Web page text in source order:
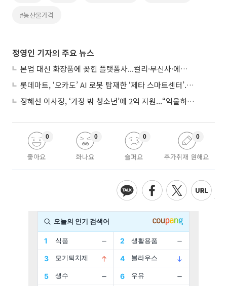
#농산물가격
정영인 기자의 주요 뉴스
본업 대신 화장품에 꽂힌 플랫폼사...컬리·무신사·에이블리, ‘뷰티 페스타’ 경쟁
롯데마트, ‘오카도’ AI 로봇 탑재한 ‘제타 스마트센터’...온라인 장보기 판 바꾼다
장혜선 이사장, ‘가정 밖 청소년’에 2억 지원...“억울하고 아파도 단단해지길”
좋아요
0
화나요
0
슬퍼요
0
추가취재 원해요
0